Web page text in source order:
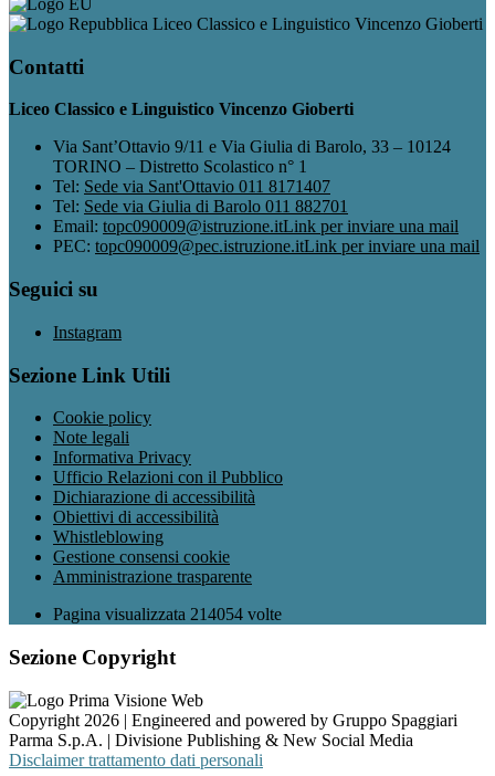
Liceo Classico e Linguistico Vincenzo Gioberti
Contatti
Liceo Classico e Linguistico Vincenzo Gioberti
Via Sant’Ottavio 9/11 e Via Giulia di Barolo, 33 – 10124
TORINO – Distretto Scolastico n° 1
Tel: Sede via Sant'Ottavio 011 8171407
Tel: Sede via Giulia di Barolo 011 882701
Email: topc090009@istruzione.itLink per inviare una mail
PEC: topc090009@pec.istruzione.itLink per inviare una mail
Seguici su
Instagram
Sezione Link Utili
Cookie policy
Note legali
Informativa Privacy
Ufficio Relazioni con il Pubblico
Dichiarazione di accessibilità
Obiettivi di accessibilità
Whistleblowing
Gestione consensi cookie
Amministrazione trasparente
Pagina visualizzata 214054 volte
Sezione Copyright
Copyright 2026 | Engineered and powered by Gruppo Spaggiari
Parma S.p.A. | Divisione Publishing & New Social Media
Disclaimer trattamento dati personali